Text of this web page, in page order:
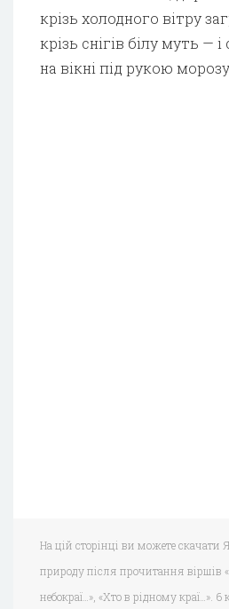
крізь холодного вітру
крізь снігів білу муть —
на вікні під рукою морозу.
На цій сторінці ви можете скачати
природу після прочитання віршів
небокраї…», «Хто в рідному краї…». 6